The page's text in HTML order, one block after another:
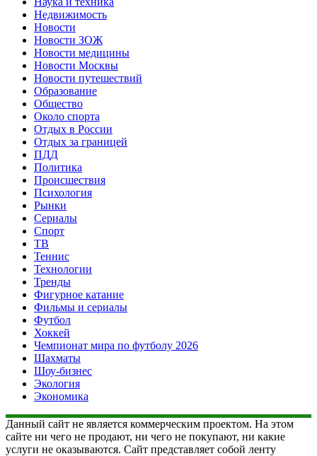
Недвижимость
Новости
Новости ЗОЖ
Новости медицины
Новости Москвы
Новости путешествий
Образование
Общество
Около спорта
Отдых в России
Отдых за границей
ПДД
Политика
Происшествия
Психология
Рынки
Сериалы
Спорт
ТВ
Теннис
Технологии
Тренды
Фигурное катание
Фильмы и сериалы
Футбол
Хоккей
Чемпионат мира по футболу 2026
Шахматы
Шоу-бизнес
Экология
Экономика
Данный сайт не является коммерческим проектом. На этом
сайте ни чего не продают, ни чего не покупают, ни какие
услуги не оказываются. Сайт представляет собой ленту